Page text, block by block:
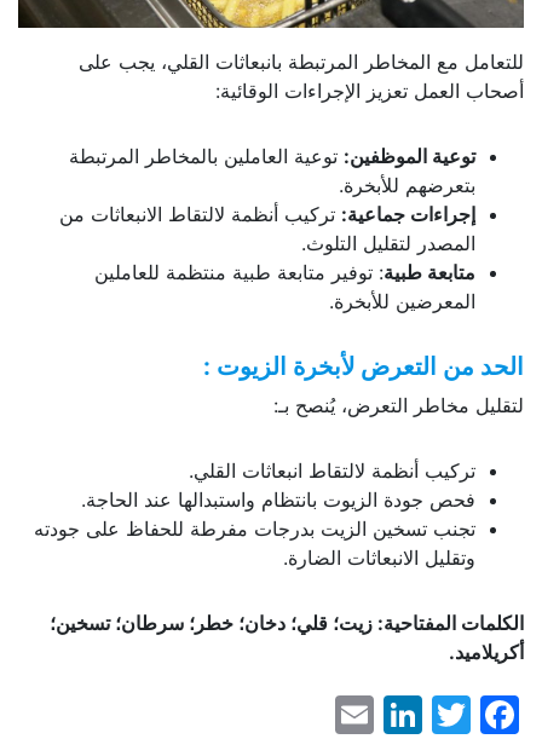
للتعامل مع المخاطر المرتبطة بانبعاثات القلي، يجب على
أصحاب العمل تعزيز الإجراءات الوقائية:
توعية الموظفين: توعية العاملين بالمخاطر المرتبطة
بتعرضهم للأبخرة.
إجراءات جماعية: تركيب أنظمة لالتقاط الانبعاثات من
المصدر لتقليل التلوث.
متابعة طبية: توفير متابعة طبية منتظمة للعاملين
المعرضين للأبخرة.
الحد من التعرض لأبخرة الزيوت :
لتقليل مخاطر التعرض، يُنصح بـ:
تركيب أنظمة لالتقاط انبعاثات القلي.
فحص جودة الزيوت بانتظام واستبدالها عند الحاجة.
تجنب تسخين الزيت بدرجات مفرطة للحفاظ على جودته
وتقليل الانبعاثات الضارة.
الكلمات المفتاحية: زيت؛ قلي؛ دخان؛ خطر؛ سرطان؛ تسخين؛
أكريلاميد.
Facebook
Twitter
LinkedIn